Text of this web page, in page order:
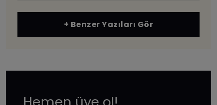
+ Benzer Yazıları Gör